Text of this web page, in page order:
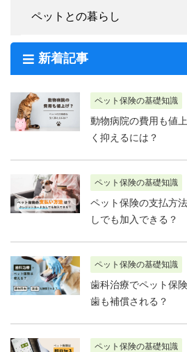
ペットとの暮らし
新着記事
ペット保険の基礎知識
動物病院の費用も値
く抑えるには？
ペット保険の基礎知識
ペット保険の支払方
しでも加入できる？
ペット保険の基礎知識
歯科治療でペット保
歯も補償される？
ペット保険の基礎知識